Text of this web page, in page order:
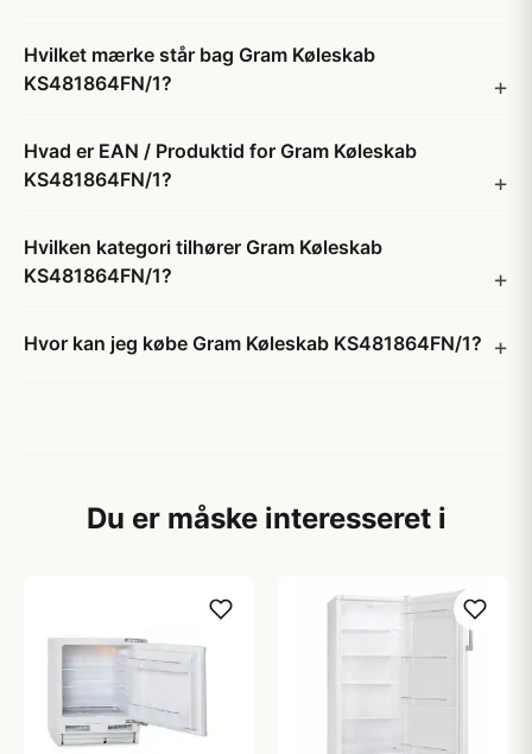
Hvilket mærke står bag Gram Køleskab
KS481864FN/1?
Hvad er EAN / Produktid for Gram Køleskab
KS481864FN/1?
Hvilken kategori tilhører Gram Køleskab
KS481864FN/1?
Hvor kan jeg købe Gram Køleskab KS481864FN/1?
Du er måske interesseret i